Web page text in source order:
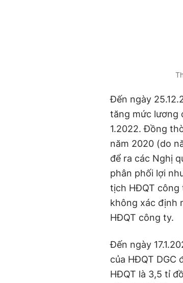
Đến ngày
tăng mức lương
1.2022. Đồng
năm 2020 (do
để ra các Nghị
phân phối lợi
tịch HĐQT công
không xác định
HĐQT công ty.
Đến ngày
của HĐQT
HĐQT là 3,5 tỉ